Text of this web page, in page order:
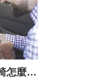
0-12歲 兒童安全座椅怎麼選? 汽車安全座椅法規懶人包，附Joie汽座挑選攻略